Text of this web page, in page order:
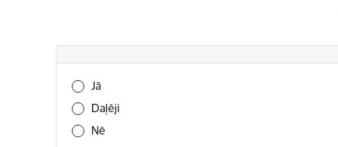
Vai šī informācija bija noderīga?
Jā
Daļēji
Nē